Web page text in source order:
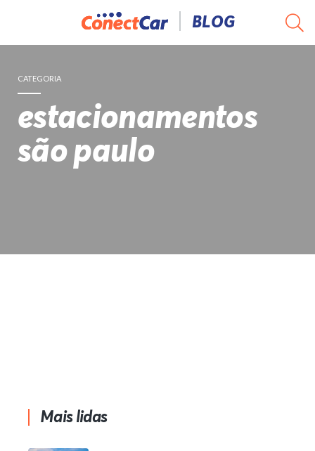
BLOG
CATEGORIA
estacionamentos
são paulo
Mais lidas